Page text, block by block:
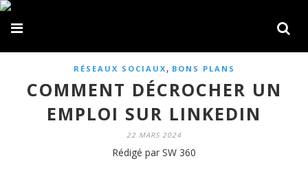
RÉSEAUX SOCIAUX , BONS PLANS
COMMENT DÉCROCHER UN
EMPLOI SUR LINKEDIN
22 MARS 2024
Rédigé par SW 360